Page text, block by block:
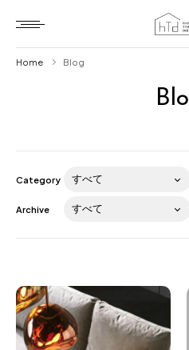
Blog
Home Blog
Category
Archive